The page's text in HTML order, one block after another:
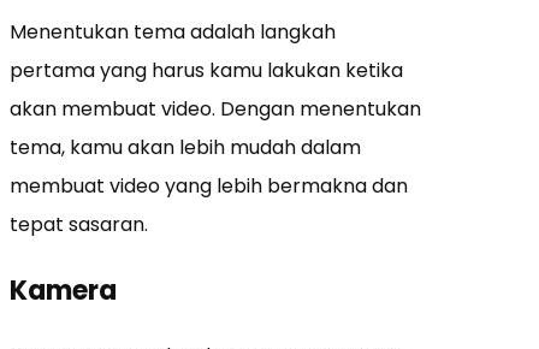
Menentukan tema adalah langkah
pertama yang harus kamu lakukan ketika
akan membuat video. Dengan menentukan
tema, kamu akan lebih mudah dalam
membuat video yang lebih bermakna dan
tepat sasaran.
Kamera